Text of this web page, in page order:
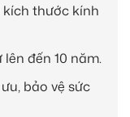
thước kính
đến 10 năm.
bảo vệ sức